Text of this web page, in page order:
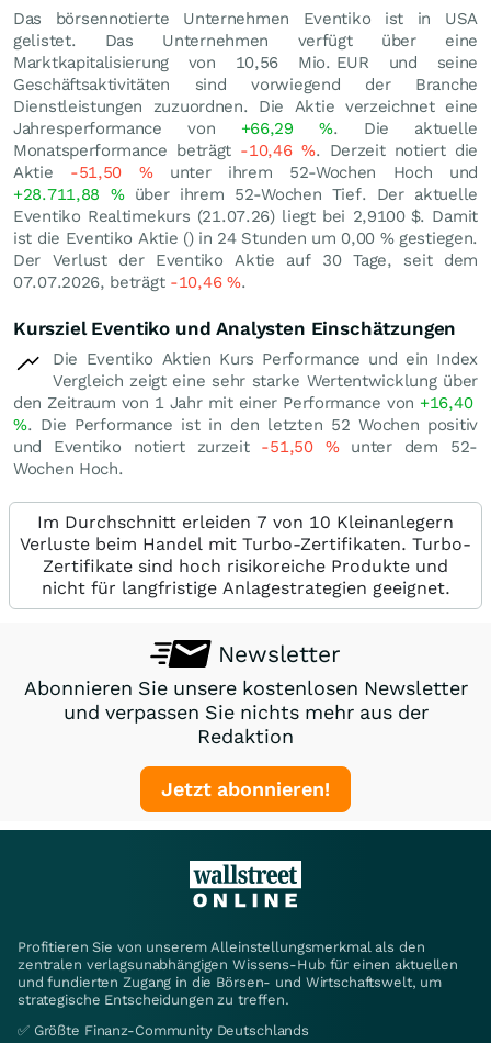
Das börsennotierte Unternehmen Eventiko ist in USA
gelistet. Das Unternehmen verfügt über eine
Marktkapitalisierung von 10,56 Mio. EUR und seine
Geschäftsaktivitäten sind vorwiegend der Branche
Dienstleistungen zuzuordnen. Die Aktie verzeichnet eine
Jahresperformance von +66,29%. Die aktuelle
Monatsperformance beträgt -10,46 %. Derzeit notiert die
Aktie -51,50 %unter ihrem 52-Wochen Hoch und
+28.711,88 %über ihrem 52-Wochen Tief. Der aktuelle
Eventiko Realtimekurs (21.07.26) liegt bei 2,9100 $. Damit
ist die Eventiko Aktie () in 24 Stunden um 0,00 %gestiegen.
Der Verlust der Eventiko Aktie auf 30 Tage, seit dem
07.07.2026, beträgt -10,46 %.
Kursziel Eventiko und Analysten Einschätzungen
Die Eventiko Aktien Kurs Performance und ein Index
Vergleich zeigt eine sehr starke Wertentwicklung über
den Zeitraum von 1 Jahr mit einer Performance von +16,40
%. Die Performance ist in den letzten 52 Wochen positiv
und Eventiko notiert zurzeit -51,50 %unter dem 52-
Wochen Hoch.
Im Durchschnitt erleiden 7 von 10 Kleinanlegern
Verluste beim Handel mit Turbo-Zertifikaten. Turbo-
Zertifikate sind hoch risikoreiche Produkte und
nicht für langfristige Anlagestrategien geeignet.
Newsletter
Abonnieren Sie unsere kostenlosen Newsletter
und verpassen Sie nichts mehr aus der
Redaktion
Jetzt abonnieren!
Profitieren Sie von unserem Alleinstellungsmerkmal als den
zentralen verlagsunabhängigen Wissens-Hub für einen aktuellen
und fundierten Zugang in die Börsen- und Wirtschaftswelt, um
strategische Entscheidungen zu treffen.
✅ Größte Finanz-Community Deutschlands